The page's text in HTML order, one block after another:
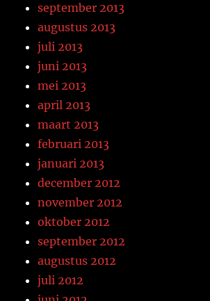
september 2013
augustus 2013
juli 2013
juni 2013
mei 2013
april 2013
maart 2013
februari 2013
januari 2013
december 2012
november 2012
oktober 2012
september 2012
augustus 2012
juli 2012